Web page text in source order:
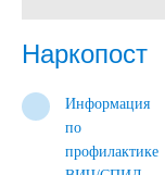
Наркопост
Информация
по
профилактике